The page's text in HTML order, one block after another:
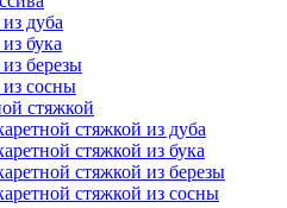
дуба
бука
березы
сосны
стяжкой
стяжкой из дуба
стяжкой из бука
стяжкой из березы
стяжкой из сосны